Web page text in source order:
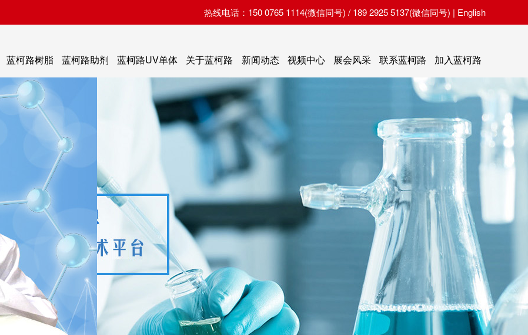
热线电话：150 0765 1114(微信同号) / 189 2925 5137(微信同号) | English
蓝柯路树脂 蓝柯路助剂 蓝柯路UV单体 关于蓝柯路 新闻动态 视频中心 展会风采 联系蓝柯路 加入蓝柯路